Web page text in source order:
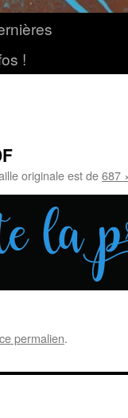
!
originale est de687
ce permalien.